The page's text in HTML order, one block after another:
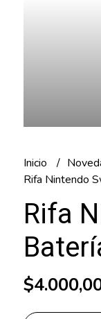
Inicio
Rifa Nintendo
Rifa